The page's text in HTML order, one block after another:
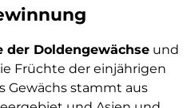
der Doldengewächse und
Früchte der einjährigen
Gewächs stammt aus